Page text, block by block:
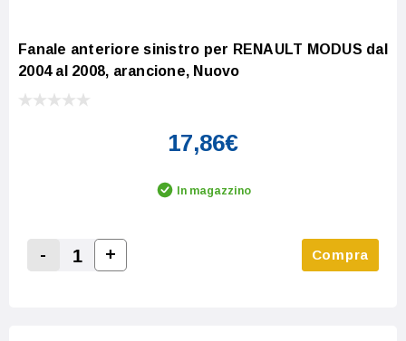
Fanale anteriore sinistro per RENAULT MODUS dal
2004 al 2008, arancione, Nuovo
17,86€
In magazzino
Decrease Quantity:
-
Increase Quantity:
+ Compra